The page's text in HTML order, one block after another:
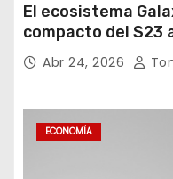
El ecosistema
compacto del S23
en Android
Abr 24, 2026
ECONOMÍA